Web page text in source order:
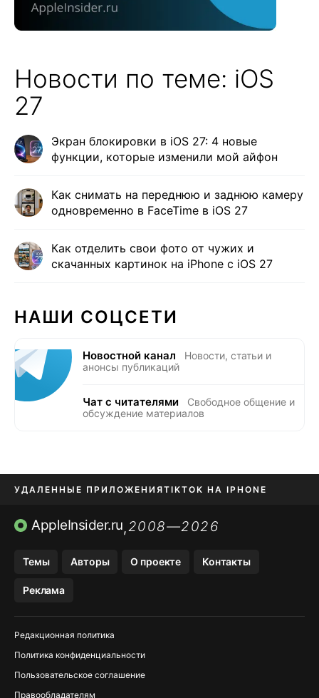
Новости по теме: iOS
27
Экран блокировки в iOS 27: 4 новые
функции, которые изменили мой айфон
Как снимать на переднюю и заднюю камеру
одновременно в FaceTime в iOS 27
Как отделить свои фото от чужих и
скачанных картинок на iPhone с iOS 27
НАШИ СОЦСЕТИ
Новостной канал
Новости, статьи и
анонсы публикаций
Чат с читателями
Свободное общение и
обсуждение материалов
УДАЛЕННЫЕ ПРИЛОЖЕНИЯTIKTOK НА IPHONE
ПРИЛОЖЕНИЯ БЕЗ APP STORE
AppleInsider.ru,2008—2026
Темы Авторы О проекте Контакты
Реклама
Редакционная политика
Политика конфиденциальности
Пользовательское соглашение
Правообладателям